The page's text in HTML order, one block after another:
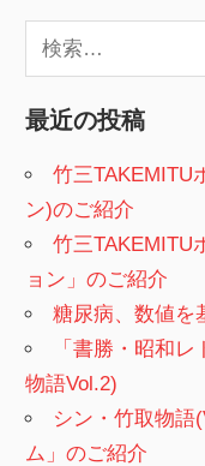
索:
最近の投稿
竹三TAKEMITU
ン)のご紹介
竹三TAKEMITU
ョン」のご紹介
糖尿病、数値を
「書勝・昭和
物語Vol.2)
シン・竹取物語
ム」のご紹介